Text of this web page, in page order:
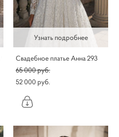
Узнать подробнее
Свадебное платье Анна 293
65 000 pуб.
52 000 pуб.